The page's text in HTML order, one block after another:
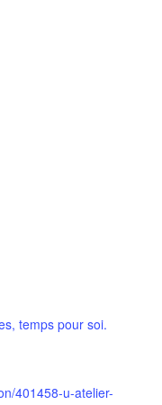
temps pour soi.
401458-u-atelier-